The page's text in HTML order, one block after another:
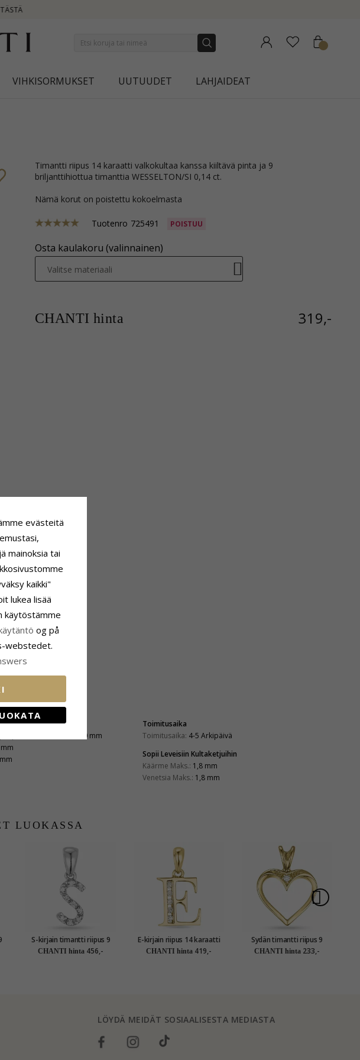
VIHKISORMUKSET UUTUUDET LAHJAIDEAT
timantti riipus 14 karaatti valkokultaa kanssa kiiltävä pinta ja 9
briljanttihiottua timanttia WESSELTON/SI 0,14 ct.
Nämä korut on poistettu kokoelmasta
Tuotenro 725491 POISTUU
Osta kaulakoru (valinnainen)
Valitse materiaali
CHANTI hinta 319,-
17,0 mm
Toimitusaika
Toimitusaika: 4-5 Arkipäivä
Sopii Leveisiin Kultaketjuihin
Käärme Maks.: 1,8 mm
Venetsia Maks.: 1,8 mm
LUOKASSA
S-kirjain timantti riipus 9
karaatti valkokultaa 0,05 ct
CHANTI hinta 456,-
E-kirjain riipus 14 karaatti
kultaa 0,05 ct
CHANTI hinta 419,-
Sydän timantti riipus 9
karaatti kultaa 0,009 ct
CHANTI hinta 233,-
LÖYDÄ MEIDÄT SOSIAALISESTA MEDIASTA
evästeitä
mainoksia tai
kaikki"
lukea lisää
käytöstämme
og på
webstedet.